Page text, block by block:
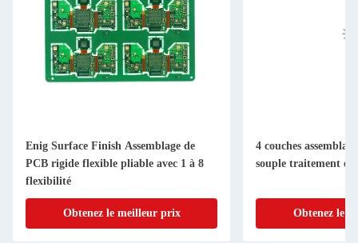
Enig Surface Finish Assemblage de
PCB rigide flexible pliable avec 1 à 8
flexibilité
Obtenez le meilleur prix
4 couches
souple traitement
Obtenez le